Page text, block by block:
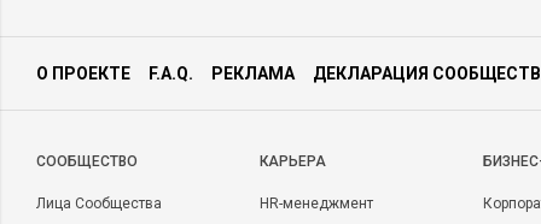
О ПРОЕКТЕ F.A.Q. РЕКЛАМА ДЕКЛАРАЦИЯ
CООБЩЕСТВО
Лица Сообщества
КАРЬЕРА
HR-менеджмент